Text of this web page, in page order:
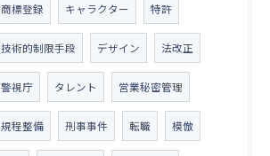
商標登録 キャラクター 特許
技術的制限手段 デザイン 法改正
警視庁 タレント 営業秘密管理
規程整備 刑事事件 転職 模倣